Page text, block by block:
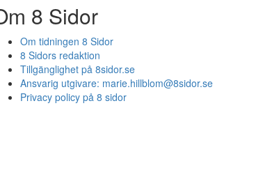
8 Sidor
Om tidningen 8 Sidor
8 Sidors redaktion
Tillgänglighet på 8sidor.se
Ansvarig utgivare: marie.hillblom@8sidor.se
Privacy policy på 8 sidor